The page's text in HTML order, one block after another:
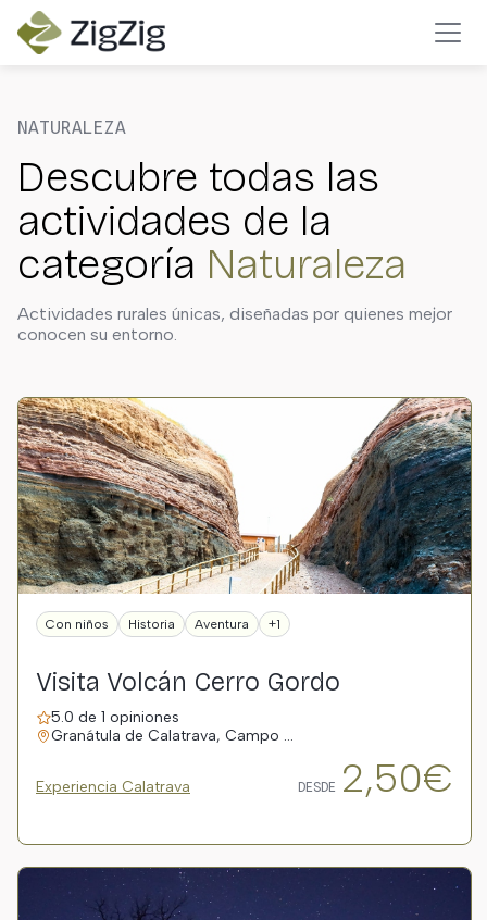
NATURALEZA
Descubre todas las
actividades de la
categoría Naturaleza
Actividades rurales únicas, diseñadas por quienes mejor
conocen su entorno.
Con niños Historia Aventura +1
Visita Volcán Cerro Gordo
5.0 de 1 opiniones
Granátula de Calatrava, Campo …
Experiencia Calatrava DESDE 2,50€